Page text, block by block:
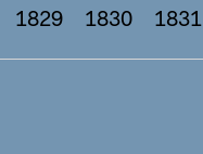
1829 1830 1831